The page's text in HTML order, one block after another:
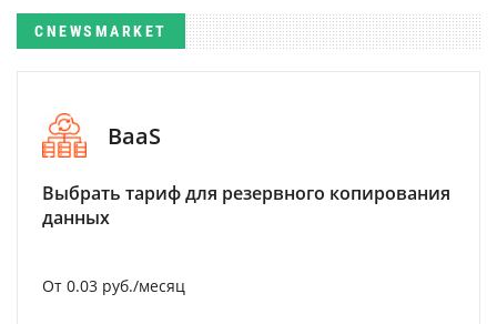
CNEWSMARKET
BaaS
Выбрать тариф для резервного копирования
данных
От 0.03 руб./месяц